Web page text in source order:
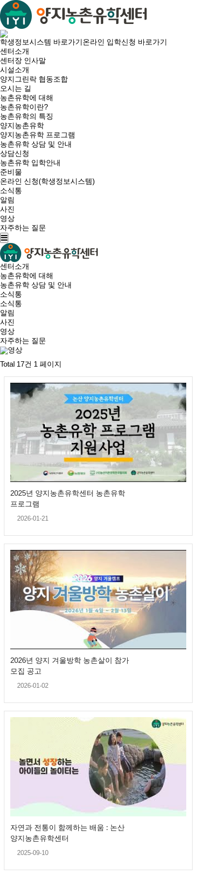
학생정보시스템 바로가기온라인 입학신청 바로가기
센터소개
센터장 인사말
시설소개
양지그린락 협동조합
오시는 길
농촌유학에 대해
농촌유학이란?
농촌유학의 특징
양지농촌유학
양지농촌유학 프로그램
농촌유학 상담 및 안내
상담신청
농촌유학 입학안내
준비물
온라인 신청(학생정보시스템)
소식통
알림
사진
영상
자주하는 질문
센터소개
농촌유학에 대해
농촌유학 상담 및 안내
소식통
소식통
알림
사진
영상
자주하는 질문
영상
Total 17건 1 페이지
2025년 양지농촌유학센터 농촌유학
프로그램
2026-01-21
2026년 양지 겨울방학 농촌살이 참가
모집 공고
2026-01-02
자연과 전통이 함께하는 배움 : 논산
양지농촌유학센터
2025-09-10